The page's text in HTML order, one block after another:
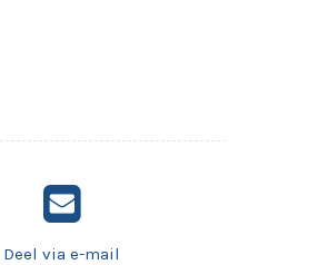
Deel via e-mail